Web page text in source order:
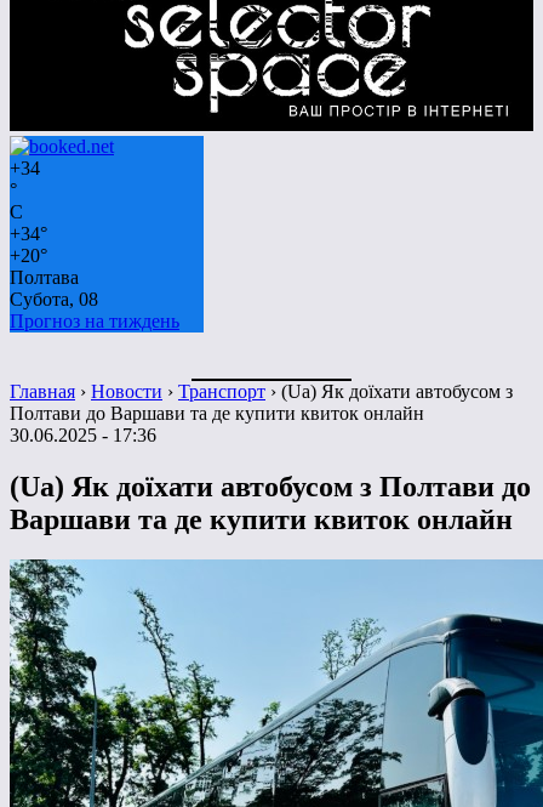
+34
°
C
+34°
+20°
Полтава
Субота, 08
Прогноз на тиждень
Главная › Новости › Транспорт › (Ua) Як доїхати автобусом з
Полтави до Варшави та де купити квиток онлайн
30.06.2025 - 17:36
(Ua) Як доїхати автобусом з Полтави до
Варшави та де купити квиток онлайн